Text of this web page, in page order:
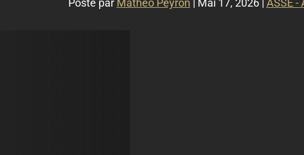
Posté par Mathéo Peyron | Mai 17, 2026| ASSE -